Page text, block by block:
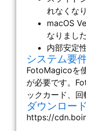
れなくな
macOS
なりました
内部安定
システム要
FotoMagicoを
が必要です。
ックカード、
ダウンロード
https://